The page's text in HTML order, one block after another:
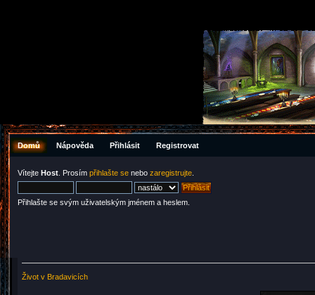
Domů Nápověda Přihlásit Registrovat
Vítejte Host . Prosím přihlašte se nebo zaregistrujte
Přihlašte se svým uživatelským jménem a heslem.
Život v Bradavicích